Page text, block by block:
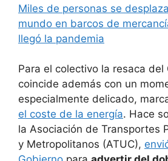
Miles de personas se
mundo en barcos de
llegó la pandemia
Para el colectivo la resaca del
coincide además con un
especialmente delicado,
el coste de la energía. Hace
la Asociación de Transportes
y Metropolitanos (ATUC),